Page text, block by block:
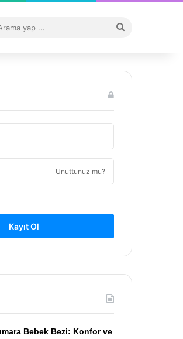
...
Unuttunuz mu?
Kayıt Ol
Bebek Bezi: Konfor ve